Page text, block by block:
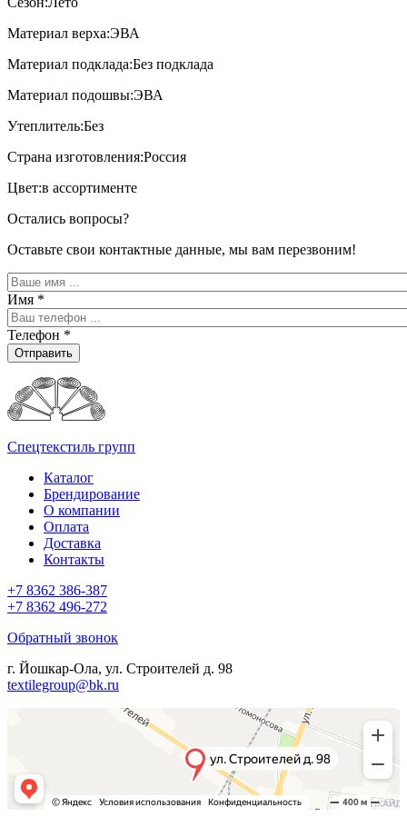
Материал верха:ЭВА
Материал подклада:Без подклада
Материал подошвы:ЭВА
Утеплитель:Без
Страна изготовления:Россия
Цвет:в ассортименте
Остались вопросы?
Оставьте свои контактные данные, мы вам перезвоним!
Имя *
Телефон *
Отправить
Спецтекстиль групп
Каталог
Брендирование
О компании
Оплата
Доставка
Контакты
+7 8362 386-387
+7 8362 496-272
Обратный звонок
г. Йошкар-Ола, ул. Строителей д. 98
textilegroup@bk.ru